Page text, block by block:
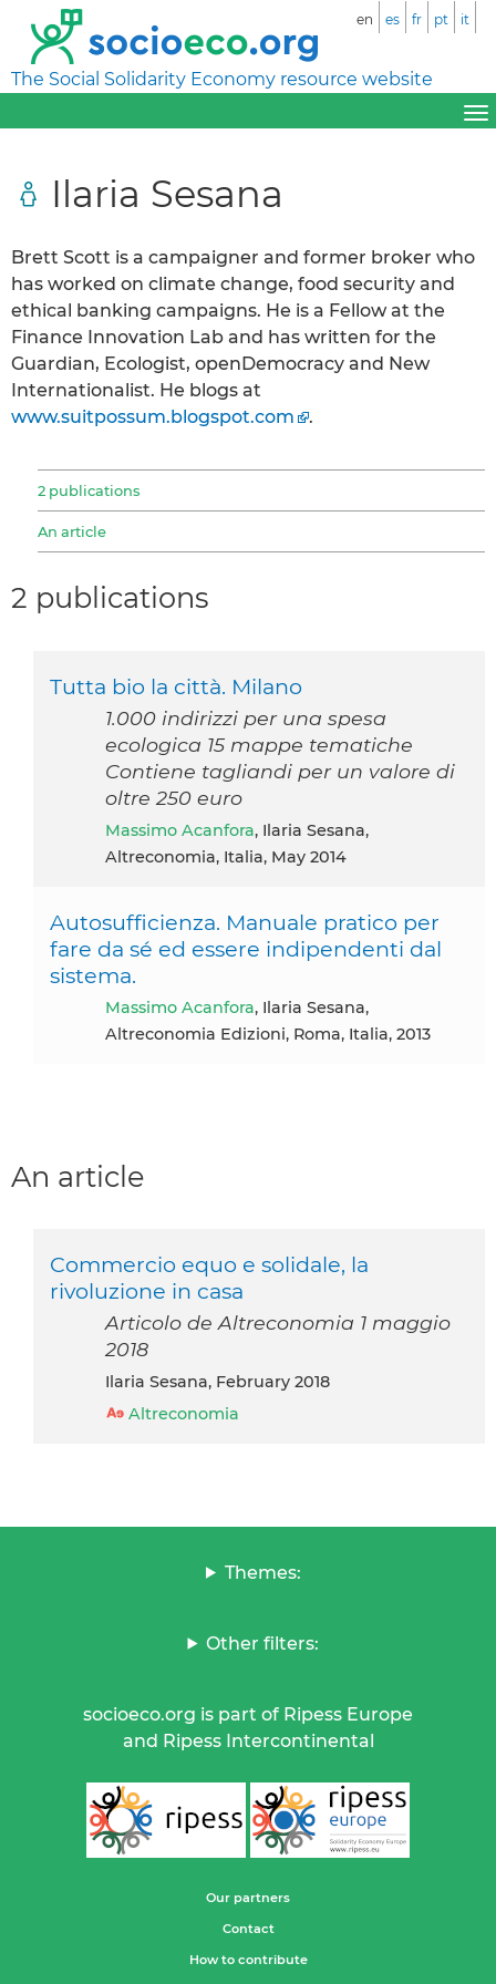
The Social Solidarity Economy resource website
en es fr pt it
Ilaria Sesana
Brett Scott is a campaigner and former broker who
has worked on climate change, food security and
ethical banking campaigns. He is a Fellow at the
Finance Innovation Lab and has written for the
Guardian, Ecologist, openDemocracy and New
Internationalist. He blogs at
www.suitpossum.blogspot.com
.
2 publications
An article
2 publications
Tutta bio la città. Milano
1.000 indirizzi per una spesa
ecologica 15 mappe tematiche
Contiene tagliandi per un valore di
oltre 250 euro
Massimo Acanfora, Ilaria Sesana,
Altreconomia, Italia, May 2014
Autosufficienza. Manuale pratico per
fare da sé ed essere indipendenti dal
sistema.
Massimo Acanfora, Ilaria Sesana,
Altreconomia Edizioni, Roma, Italia, 2013
An article
Commercio equo e solidale, la
rivoluzione in casa
Articolo de Altreconomia 1 maggio
2018
Ilaria Sesana, February 2018
Altreconomia
Themes:
Other filters:
socioeco.org is part of Ripess Europe
and Ripess Intercontinental
Our partners
Contact
How to contribute